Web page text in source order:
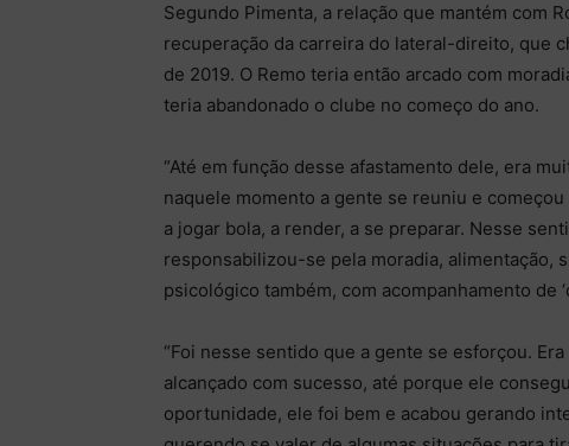
Segundo Pimenta, a relação que mantém com
recuperação da carreira do lateral-direito, que
de 2019. O Remo teria então arcado com
teria abandonado o clube no começo do ano.
“Até em função desse afastamento dele, era
naquele momento a gente se reuniu e
a jogar bola, a render, a se preparar. Nesse
responsabilizou-se pela moradia, alimentação,
psicológico também, com acompanhamento de
“Foi nesse sentido que a gente se esforçou.
alcançado com sucesso, até porque ele
oportunidade, ele foi bem e acabou gerando